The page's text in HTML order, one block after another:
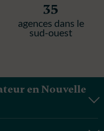
35
agences dans le
sud-ouest
en Nouvelle